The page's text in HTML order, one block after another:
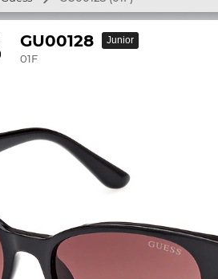
GU00128
01F
Junior